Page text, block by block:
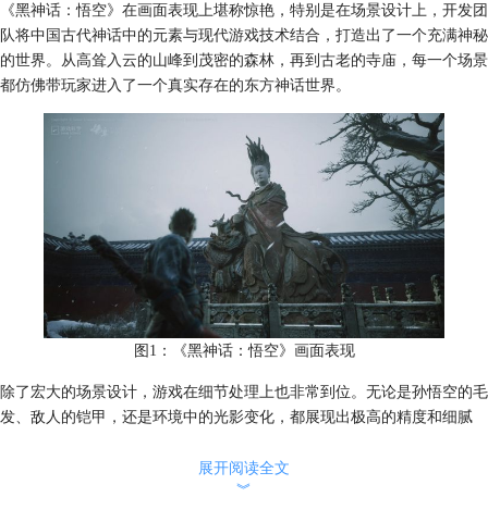
《黑神话：悟空》在画面表现上堪称惊艳，特别是在场景设计上，开发团
队将中国古代神话中的元素与现代游戏技术结合，打造出了一个充满神秘
的世界。从高耸入云的山峰到茂密的森林，再到古老的寺庙，每一个场景
都仿佛带玩家进入了一个真实存在的东方神话世界。
图1：《黑神话：悟空》画面表现
除了宏大的场景设计，游戏在细节处理上也非常到位。无论是孙悟空的毛
发、敌人的铠甲，还是环境中的光影变化，都展现出极高的精度和细腻
展开阅读全文
︾